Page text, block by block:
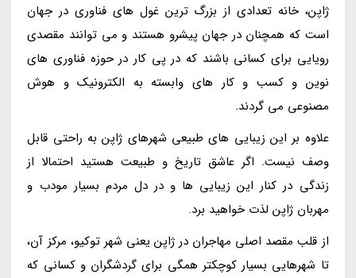
ژاپن، خانه تعدادی از بزرگ ترین غول های فناوری در جهان
است که همچنان در جهان پیشرو هستند و می توانند مقصدی
رویایی برای کسانی باشند که در پی کار در حوزه فناوری های
نوین و کسب و کار های وابسته به الکترونیک و هوش
مصنوعی می گردند.
علاوه بر این زیبایی های طبیعی شهرهای ژاپن به راحتی قابل
وصف نیست. اگر عاشق تاریخ و طبیعت هستید احتمالا از
زندگی در کنار این زیبایی ها و در دل مردم بسیار مودب و
مهربان ژاپن لذت خواهید برد.
از قلب مقصد اصلی مهاجران در ژاپن یعنی شهر توکیو، مرکز آن،
تا شهرهایی بسیار کوچکتر همگی برای گردشگران و کسانی که